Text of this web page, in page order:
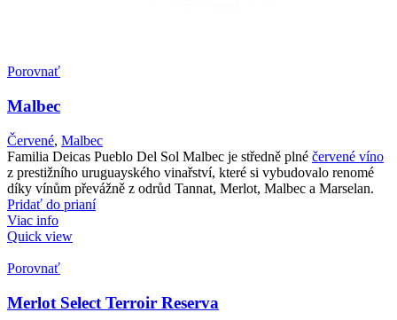
Porovnať
Malbec
Červené, Malbec
Familia Deicas Pueblo Del Sol Malbec je středně plné červené víno
z prestižního uruguayského vinařství, které si vybudovalo renomé
díky vínům převážně z odrůd Tannat, Merlot, Malbec a Marselan.
Pridať do prianí
Viac info
Quick view
Porovnať
Merlot Select Terroir Reserva